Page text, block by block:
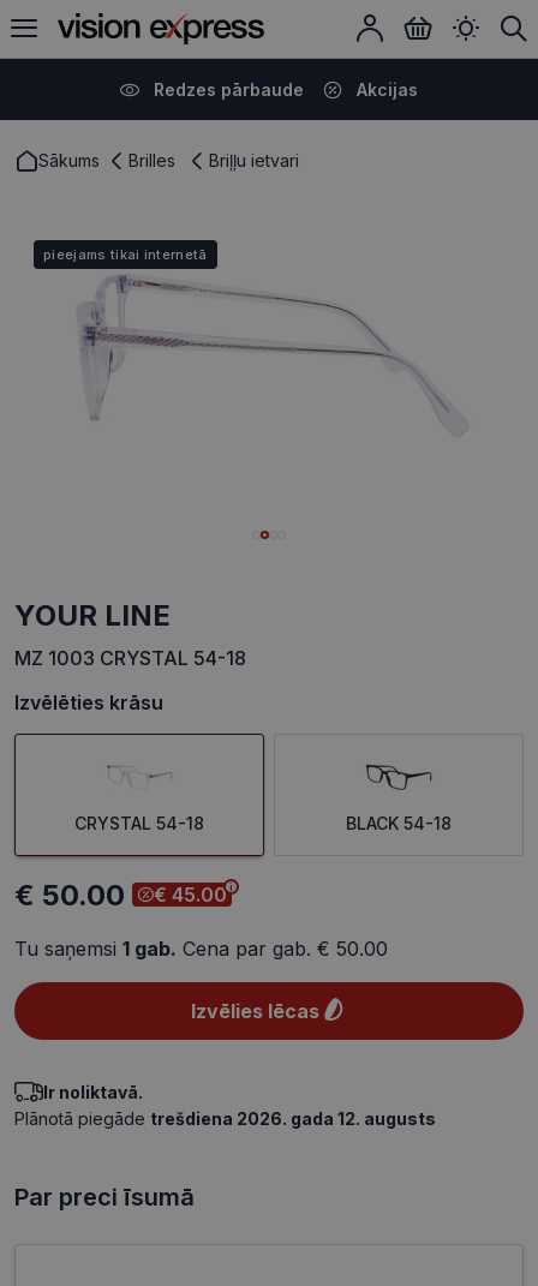
Redzes pārbaude Akcijas
Sākums Brilles Briļļu ietvari
pieejams tikai internetā
YOUR LINE
MZ 1003 CRYSTAL 54-18
Izvēlēties krāsu
CRYSTAL 54-18 BLACK 54-18
€ 50.00 € 45.00
Tu saņemsi 1 gab. Cena par gab. € 50.00
Izvēlies lēcas
Ir noliktavā.
Plānotā piegāde trešdiena 2026. gada 12. augusts
Par preci īsumā